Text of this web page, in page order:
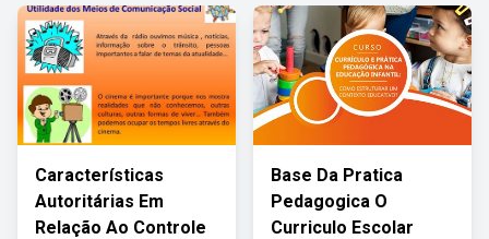
Características
Autoritárias Em
Relação Ao Controle
Base Da Pratica
Pedagogica O
Curriculo Escolar